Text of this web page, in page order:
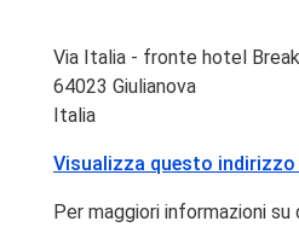
Via Italia - fronte hotel
64023 Giulianova
Italia
Visualizza questo indirizzo
Per maggiori informazioni